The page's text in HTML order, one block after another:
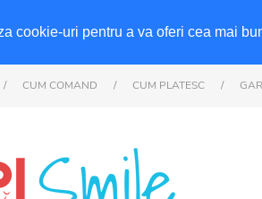
cookie-uri pentru a va oferi cea mai
/ CUM COMAND / CUM PLATESC /